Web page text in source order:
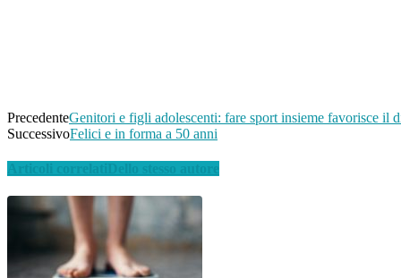
PrecedenteGenitori e figli adolescenti: fare sport insieme favorisce il
SuccessivoFelici e in forma a 50 anni